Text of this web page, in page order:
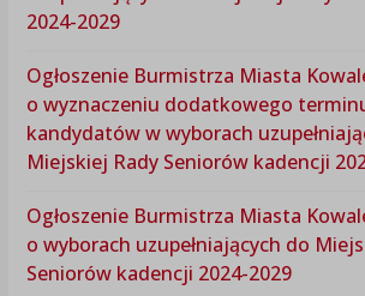
2024-2029
Ogłoszenie Burmistrza Miasta
o wyznaczeniu dodatkowego
kandydatów w wyborach
Miejskiej Rady Seniorów kadencji
Ogłoszenie Burmistrza Miasta
o wyborach uzupełniających do
Seniorów kadencji 2024-2029